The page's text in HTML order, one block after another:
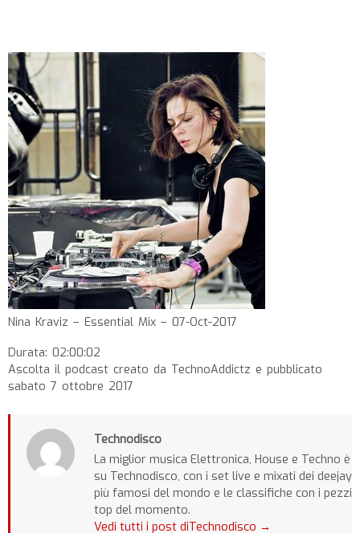
Nina Kraviz – Essential Mix – 07-Oct-2017
Durata: 02:00:02
Ascolta il podcast creato da TechnoAddictz e pubblicato
sabato 7 ottobre 2017
Technodisco
La miglior musica Elettronica, House e Techno è
su Technodisco, con i set live e mixati dei deejay
più famosi del mondo e le classifiche con i pezzi
top del momento.
Vedi tutti i post diTechnodisco →